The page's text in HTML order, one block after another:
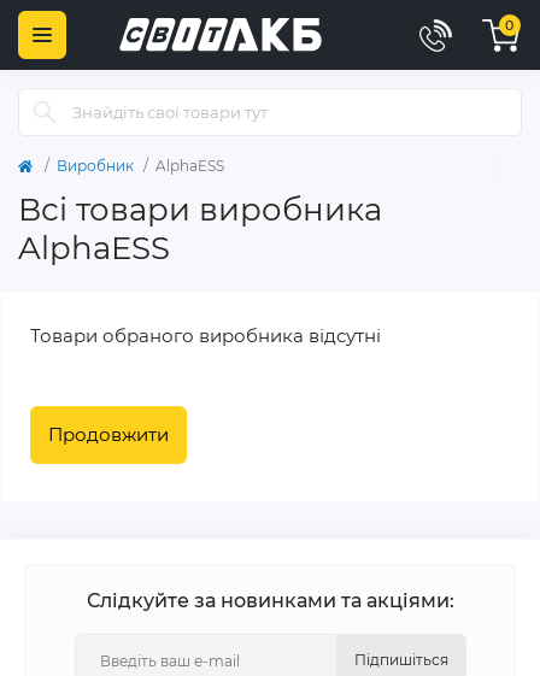
0
Виробник AlphaESS
Всі товари виробника
AlphaESS
Товари обраного виробника відсутні
Продовжити
Слідкуйте за новинками та акціями:
Підпишіться